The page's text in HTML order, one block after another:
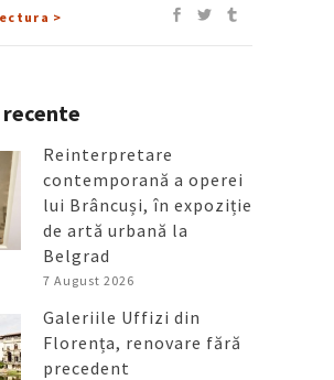
>
Reinterpretare
contemporană a operei
lui Brâncuși, în expoziție
de artă urbană la
Belgrad
7 August 2026
Galeriile Uffizi din
Florența, renovare fără
precedent